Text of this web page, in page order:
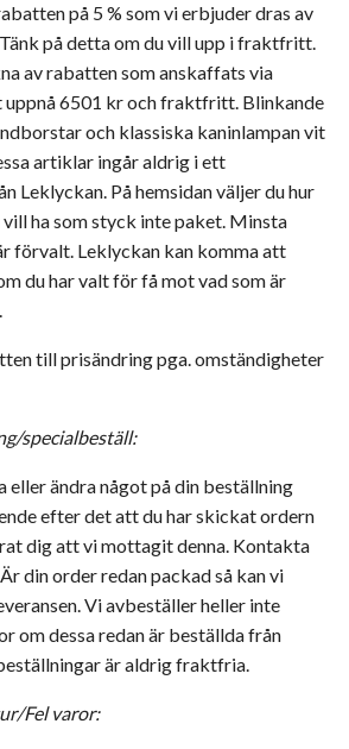
på 5 % som vi erbjuder dras av
på detta om du vill upp i fraktfritt.
av rabatten som anskaffats via
6501 kr och fraktfritt. Blinkande
och klassiska kaninlampan vit
artiklar ingår aldrig i ett
Leklyckan. På hemsidan väljer du hur
ha som styck inte paket. Minsta
förvalt. Leklyckan kan komma att
du har valt för få mot vad som är
till prisändring pga. omständigheter
specialbeställ:
eller ändra något på din beställning
efter det att du har skickat ordern
dig att vi mottagit denna. Kontakta
din order redan packad så kan vi
Vi avbeställer heller inte
om dessa redan är beställda från
är aldrig fraktfria.
Fel varor: